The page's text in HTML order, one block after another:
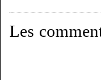
Les